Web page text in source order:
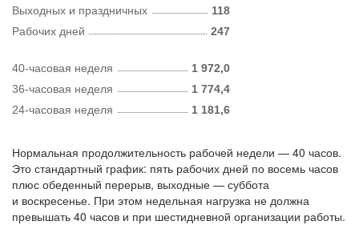
Рабочих дней 247
Выходных и праздничных 118
40-часовая неделя
1 972,0
36-часовая неделя
1 774,4
24-часовая неделя
1 181,6
Нормальная продолжительность рабочей недели — 40 часов.
Это стандартный график: пять рабочих дней по восемь часов
плюс обеденный перерыв, выходные — суббота
и воскресенье. При этом недельная нагрузка не должна
превышать 40 часов и при шестидневной организации работы.